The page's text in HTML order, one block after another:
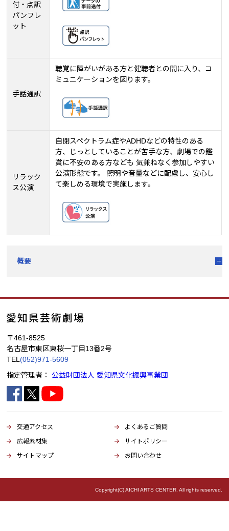
付・点訳
パンフレ
ット
手話通訳
聴覚に障がいがある方と健聴者との間に入り、コ
ミュニケーションを図ります。
リラック
ス公演
自閉スペクトラム症やADHDなどの特性のある
方、じっとしていることが苦手な方、劇場での鑑
賞に不安のある方なども 気兼ねなく参加しやすい
公演形態です。 照明や音量などに配慮し、安心し
て楽しめる環境で実施します。
概要
〒461-8525
名古屋市東区東桜一丁目13番2号
TEL (052)971-5609
指定管理者： 公益財団法人 愛知県文化振興事業団
交通アクセス
よくあるご質問
広報素材集
サイトポリシー
サイトマップ
お問い合わせ
Copyright(C) AICHI ARTS CENTER. All rights reserved.